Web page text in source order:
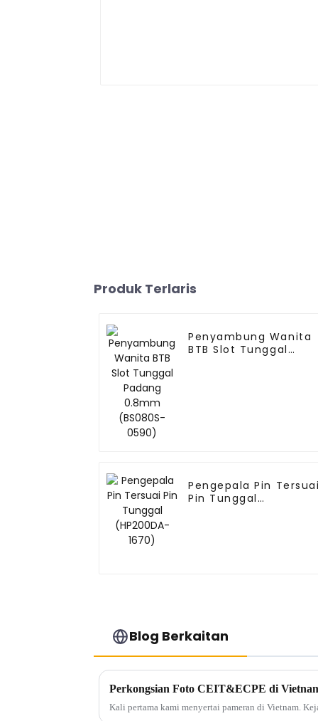
Produk Terlaris
Penyambung Wanita
BTB Slot Tunggal
Pengepala Pin Tersuai
Pin Tunggal
Blog Berkaitan
Perkongsian Foto CEIT&ECPE di
Kali pertama kami menyertai pameran di Vietnam.